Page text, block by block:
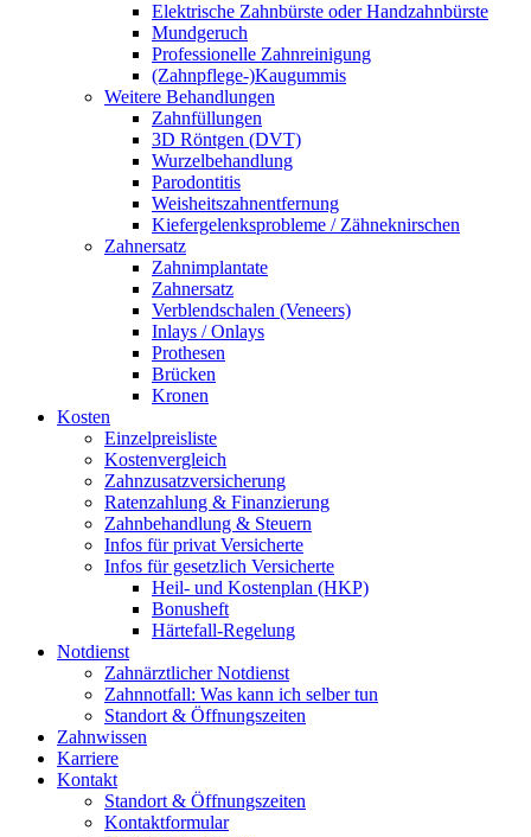
Elektrische Zahnbürste oder Handzahnbürste
Mundgeruch
Professionelle Zahnreinigung
(Zahnpflege-)Kaugummis
Weitere Behandlungen
Zahnfüllungen
3D Röntgen (DVT)
Wurzelbehandlung
Parodontitis
Weisheitszahnentfernung
Kiefergelenksprobleme / Zähneknirschen
Zahnersatz
Zahnimplantate
Zahnersatz
Verblendschalen (Veneers)
Inlays / Onlays
Prothesen
Brücken
Kronen
Kosten
Einzelpreisliste
Kostenvergleich
Zahnzusatzversicherung
Ratenzahlung & Finanzierung
Zahnbehandlung & Steuern
Infos für privat Versicherte
Infos für gesetzlich Versicherte
Heil- und Kostenplan (HKP)
Bonusheft
Härtefall-Regelung
Notdienst
Zahnärztlicher Notdienst
Zahnnotfall: Was kann ich selber tun
Standort & Öffnungszeiten
Zahnwissen
Karriere
Kontakt
Standort & Öffnungszeiten
Kontaktformular